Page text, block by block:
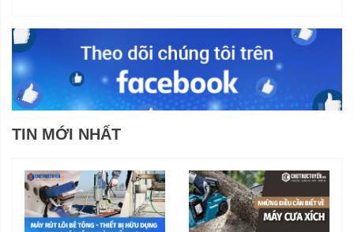
TIN MỚI NHẤT